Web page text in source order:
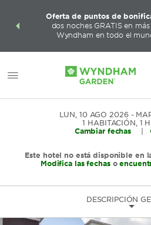
gana
total.
Oferta de puntos de
dos noches GRATIS en
Wyndham en todo el
LUN, 10 AGO 2026
1 HABITACIÓN, 1
Cambiar fechas
Este hotel no está disponible en
Modifica las fechaso
DESCRIPCIÓN